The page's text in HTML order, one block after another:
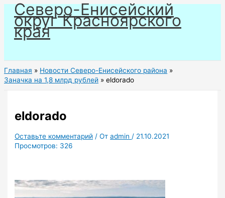
Перейти
содержимому
Северо-Енисейский
округ Красноярского
края
Главная
Новости Северо-Енисейского района
Заначка на 1,8 млрд рублей
eldorado
eldorado
Оставьте комментарий / Отadmin / 21.10.2021
Просмотров: 326